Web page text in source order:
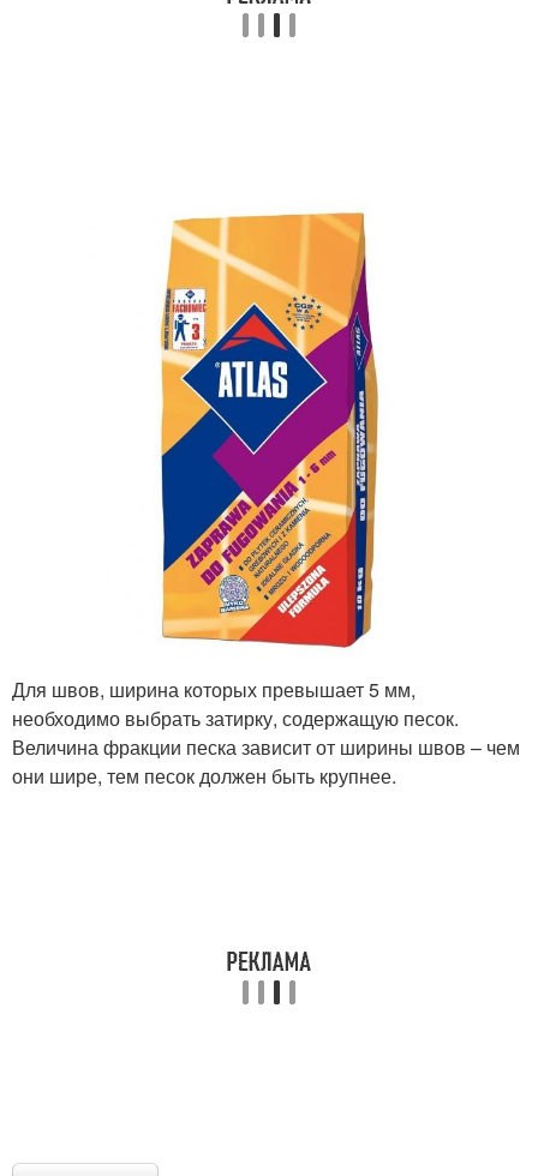
Для швов, ширина которых превышает 5 мм,
необходимо выбрать затирку, содержащую песок.
Величина фракции песка зависит от ширины швов – чем
они шире, тем песок должен быть крупнее.